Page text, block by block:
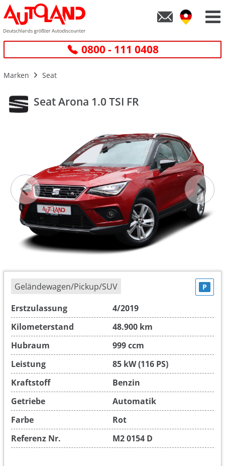
0800 - 111 0408
Marken Seat
Seat Arona 1.0 TSI FR
Geländewagen/Pickup/SUV P
Erstzulassung
4/2019
Kilometerstand
48.900 km
Hubraum
999 ccm
Leistung
85 kW (116 PS)
Kraftstoff
Benzin
Getriebe
Automatik
Farbe
Rot
Referenz Nr.
M2 0154 D